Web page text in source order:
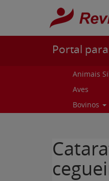
Pular para o conteúdo
Portal
Animais
Aves
Bovinos